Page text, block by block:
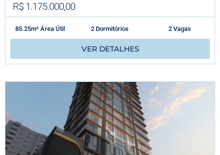
R$ 1.175.000,00
85.25m² Área Útil 2 Dormitórios 2 Vagas
VER DETALHES